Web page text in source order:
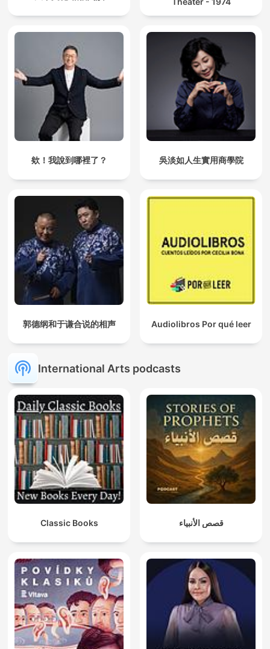
欸！我說到哪裡了？ 吳淡如人生實用商學院
郭德纲和于谦合说的相声 Audiolibros Por qué leer
International Arts podcasts
Classic Books قصص الأنبياء